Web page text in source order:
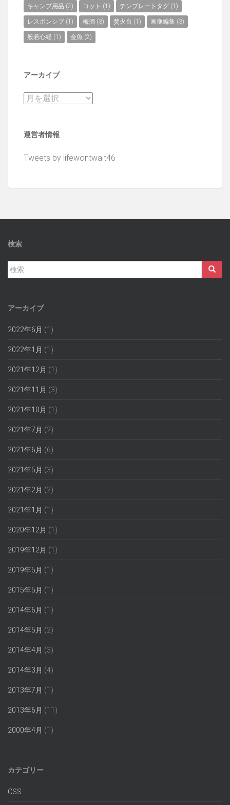
キャンプ用品 (2) コット (1) テンプレートタグ (1)
レスポンシブ (1) 梅酒 (3) 焚火台 (1) 画像編集 (3)
般若心経 (1) 金魚 (2)
アーカイブ
ア
イ
運営者情報
Tweets by lifewontwait46
検索
検
索:
アーカイブ
2022年6月 (1)
2022年1月 (1)
2021年12月 (1)
2021年11月 (3)
2021年10月 (1)
2021年7月 (2)
2021年6月 (6)
2021年5月 (3)
2021年2月 (2)
2021年1月 (1)
2020年12月 (1)
2019年12月 (1)
2019年5月 (1)
2015年5月 (1)
2014年6月 (1)
2014年5月 (2)
2014年4月 (3)
2014年3月 (4)
2013年7月 (1)
2013年6月 (11)
2000年4月 (1)
カテゴリー
CSS